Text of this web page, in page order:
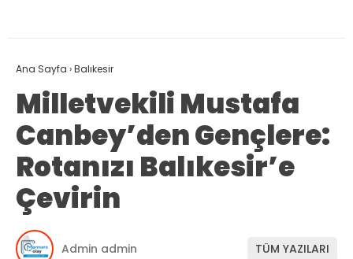
Ana Sayfa ›Balıkesir
Milletvekili Mustafa
Canbey’den Gençlere:
Rotanızı Balıkesir’e
Çevirin
Admin admin TÜM YAZILARI